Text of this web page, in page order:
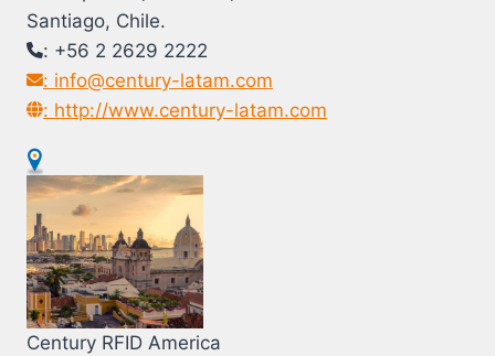
Santiago, Chile.
: +56 2 2629 2222
: info@century-latam.com
: http://www.century-latam.com
Century RFID America